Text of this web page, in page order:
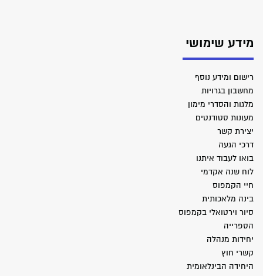
מידע שימושי
רישום ומידע נוסף
מחשבון בגרויות
מלגות והסדרי מימון
מעונות סטודנטים
יצירת קשר
דרכי הגעה
בואו לעבוד איתנו
לוח שנה אקדמי
חיי הקמפוס
בינה מלאכותית
סיור וירטואלי בקמפוס
הספרייה
יחידות מנהלה
קשרי חוץ
היחידה הבינלאומית